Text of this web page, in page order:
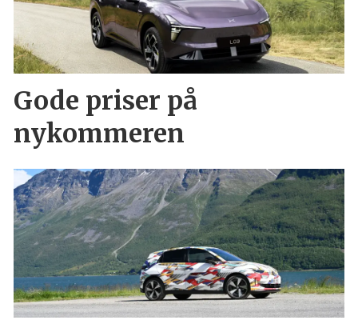
Gode priser på
nykommeren